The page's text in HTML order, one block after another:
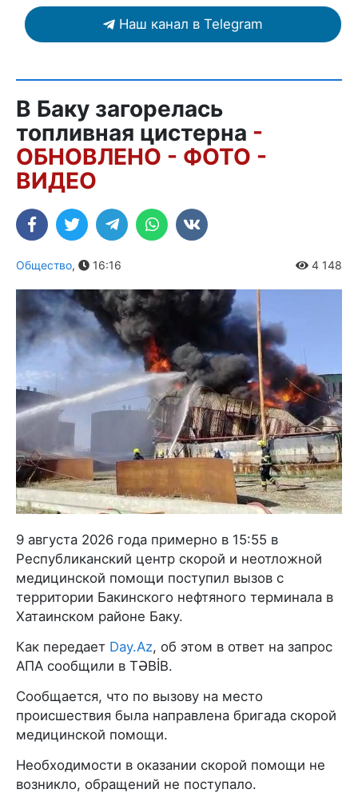
Наш канал в Telegram
В Баку загорелась
топливная цистерна -
ОБНОВЛЕНО - ФОТО -
ВИДЕО
Общество, 16:16 4 148
9 августа 2026 года примерно в 15:55 в
Республиканский центр скорой и неотложной
медицинской помощи поступил вызов с
территории Бакинского нефтяного терминала в
Хатаинском районе Баку.
Как передает Day.Az, об этом в ответ на запрос
АПА сообщили в TƏBİB.
Сообщается, что по вызову на место
происшествия была направлена бригада скорой
медицинской помощи.
Необходимости в оказании скорой помощи не
возникло, обращений не поступало.